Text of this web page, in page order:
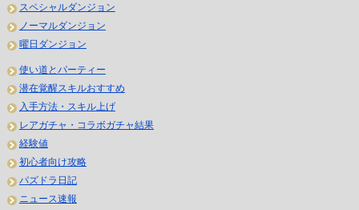
スペシャルダンジョン
ノーマルダンジョン
曜日ダンジョン
使い道とパーティー
潜在覚醒スキルおすすめ
入手方法・スキル上げ
レアガチャ・コラボガチャ結果
経験値
初心者向け攻略
パズドラ日記
ニュース速報